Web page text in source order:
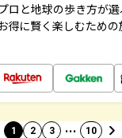
ロと地球の歩き方が
得に賢く楽しむため
1 2 3 … 10